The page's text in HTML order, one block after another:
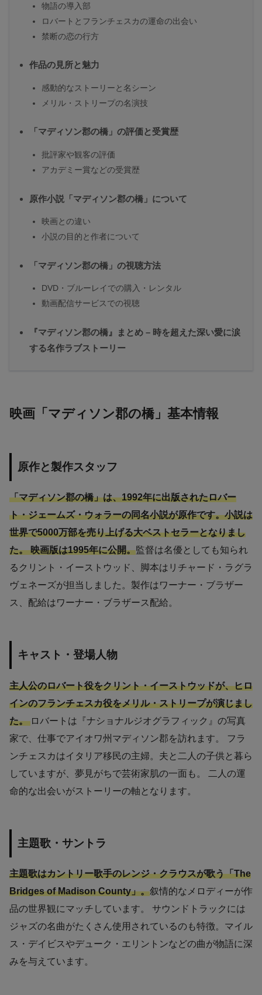
物語の導入部
ロバートとフランチェスカの運命の出会い
禁断の恋の行方
作品の見所と魅力
感動的なストーリーと名シーン
メリル・ストリープの名演技
「マディソン郡の橋」の評価と受賞歴
批評家や観客の評価
アカデミー賞などの受賞歴
原作小説「マディソン郡の橋」について
映画との違い
小説の目的と作者について
「マディソン郡の橋」の視聴方法
DVD・ブルーレイでの購入・レンタル
動画配信サービスでの視聴
『マディソン郡の橋』まとめ – 時を超えた深い愛に涙
する名作ラブストーリー
映画「マディソン郡の橋」基本情報
原作と製作スタッフ
「マディソン郡の橋」は、1992年に出版されたロバー
ト・ジェームズ・ウォラーの同名小説が原作です。小説は
世界で5000万部を売り上げる大ベストセラーとなりまし
た。 映画版は1995年に公開。監督は名優としても知られ
るクリント・イーストウッド、脚本はリチャード・ラグラ
ヴェネーズが担当しました。製作はワーナー・ブラザー
ス、配給はワーナー・ブラザース配給。
キャスト・登場人物
主人公のロバート役をクリント・イーストウッドが、ヒロ
インのフランチェスカ役をメリル・ストリープが演じまし
た。ロバートは『ナショナルジオグラフィック』の写真
家で、仕事でアイオワ州マディソン郡を訪れます。 フラ
ンチェスカはイタリア移民の主婦。夫と二人の子供と暮ら
していますが、夢見がちで芸術家肌の一面も。 二人の運
命的な出会いがストーリーの軸となります。
主題歌・サントラ
主題歌はカントリー歌手のレンジ・クラウスが歌う「The
Bridges of Madison County」。叙情的なメロディーが作
品の世界観にマッチしています。 サウンドトラックには
ジャズの名曲がたくさん使用されているのも特徴。マイル
ス・デイビスやデューク・エリントンなどの曲が物語に深
みを与えています。